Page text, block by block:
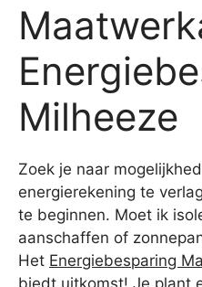
Milheeze
Zoek je naar
energierekening te
te beginnen. Moet ik
aanschaffen of
Het Energiebesparing
biedt uitkomst! Je plant